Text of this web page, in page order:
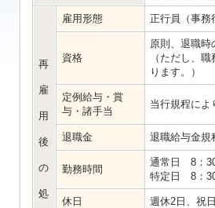
再
雇
用
後
の
処
雇用形態 正行員（事務
資格
原則、退職時
（ただし、
ります。）
定例給与・賞
与・諸手当
当行規程によ
退職金 退職給与金規
勤務時間
通常日 8：
特定日 8：
休日 週休2日、祝